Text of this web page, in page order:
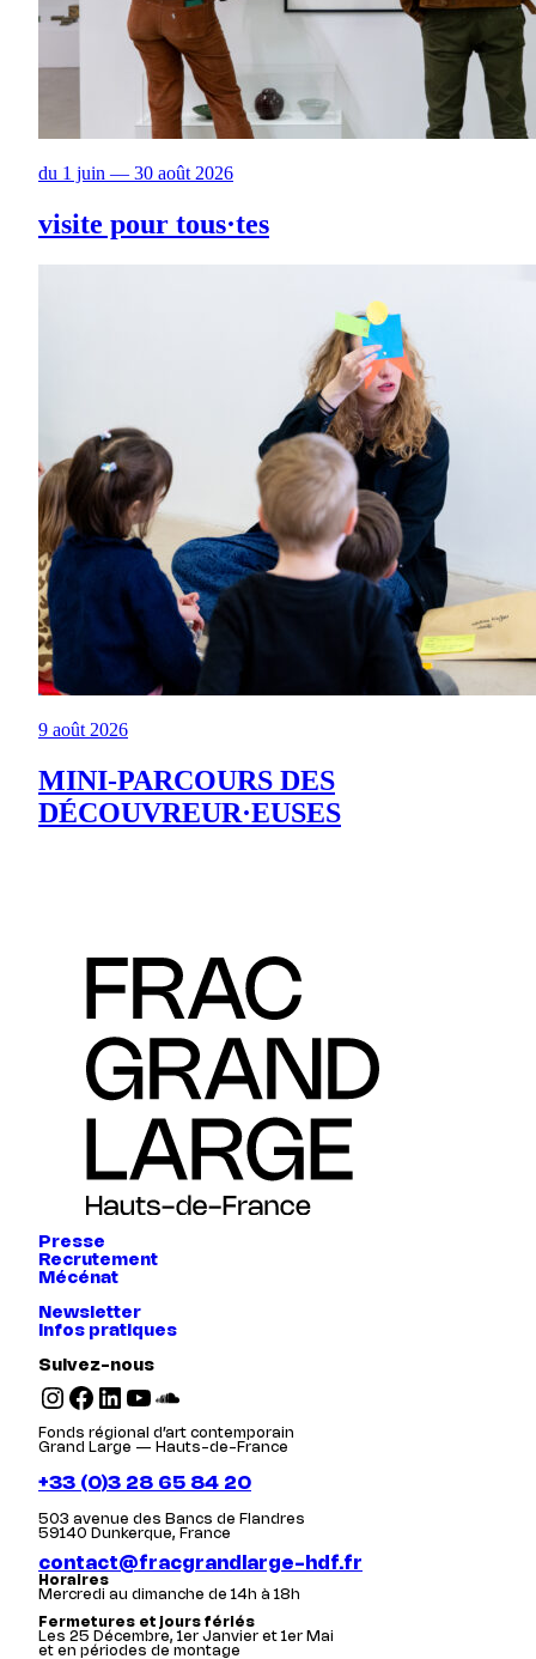
du 1 juin — 30 août 2026
visite pour tous·tes
9 août 2026
MINI-PARCOURS DES
DÉCOUVREUR·EUSES
Presse
Recrutement
Mécénat
Newsletter
Infos pratiques
Suivez-nous
Instagram Facebook LinkedIn YouTube SoundCloud
Fonds régional d’art contemporain
Grand Large — Hauts-de-France
+33 (0)3 28 65 84 20
503 avenue des Bancs de Flandres
59140 Dunkerque, France
contact@fracgrandlarge-hdf.fr
Horaires
Mercredi au dimanche de 14h à 18h
Fermetures et jours fériés
Les 25 Décembre, 1er Janvier et 1er Mai
et en périodes de montage